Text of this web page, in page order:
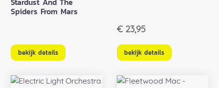
Spiders From Mars
bekijk details
€ 23,95
bekijk details